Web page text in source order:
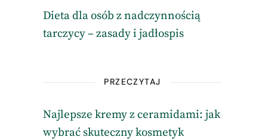
Dieta dla osób z nadczynnością
tarczycy – zasady i jadłospis
PRZECZYTAJ
Najlepsze kremy z ceramidami: jak
wybrać skuteczny kosmetyk